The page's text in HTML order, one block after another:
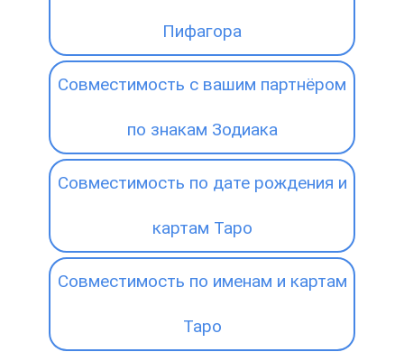
Пифагора
Совместимость с вашим партнёром
по знакам Зодиака
Совместимость по дате рождения и
картам Таро
Совместимость по именам и картам
Таро